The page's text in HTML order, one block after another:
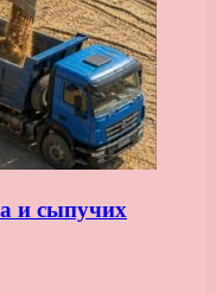
и сыпучих